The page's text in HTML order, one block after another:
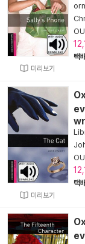
미리보기
택배
미리보기
택배